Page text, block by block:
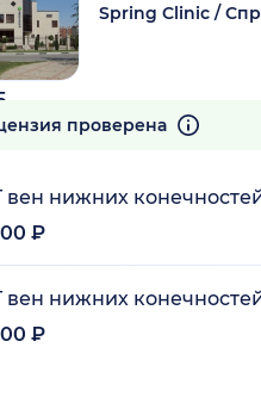
Spring Clinic /
проверена
вен нижних
₽
вен нижних
₽